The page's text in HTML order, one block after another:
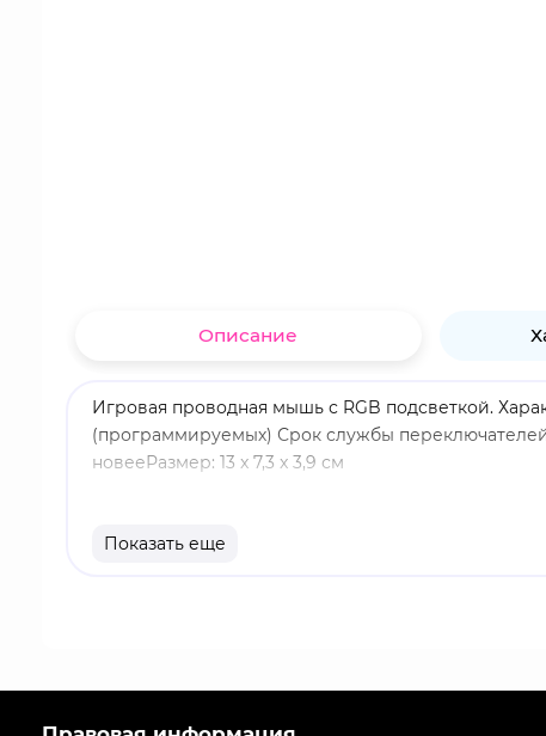
Описание
Игровая проводная мышь с RGB подсветкой.
(программируемых) Срок службы
новееРазмер: 13 x 7,3 x 3,9 см
Показать еще